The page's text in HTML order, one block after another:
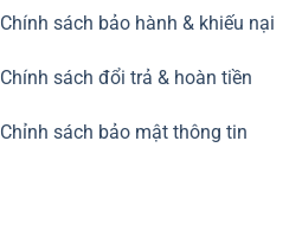
Chính sách bảo hành & khiếu nại
Chính sách đổi trả & hoàn tiền
Chỉnh sách bảo mật thông tin